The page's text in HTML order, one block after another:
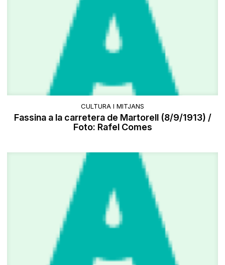
CULTURA I MITJANS
Fassina a la carretera de Martorell (8/9/1913) /
Foto: Rafel Comes